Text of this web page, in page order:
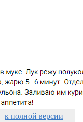
к полной версии